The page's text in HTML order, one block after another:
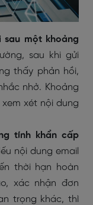
sau một khoảng
sau khi gửi
thấy phản hồi,
nhở. Khoảng
xét nội dung
tính khẩn cấp
nội dung email
thời hạn hoàn
xác nhận đơn
trọng khác, thì